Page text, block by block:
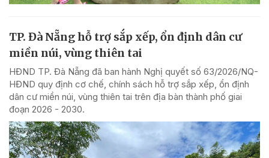
TP. Đà Nẵng hỗ trợ sắp xếp, ổn định dân cư
miền núi, vùng thiên tai
HĐND TP. Đà Nẵng đã ban hành Nghị quyết số 63/2026/NQ-
HĐND quy định cơ chế, chính sách hỗ trợ sắp xếp, ổn định
dân cư miền núi, vùng thiên tai trên địa bàn thành phố giai
đoạn 2026 - 2030.